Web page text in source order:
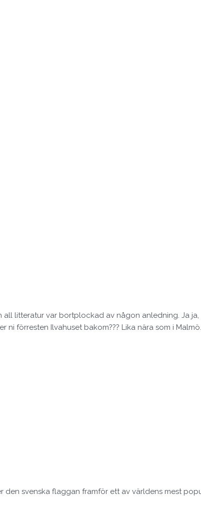
all litteratur var bortplockad av någon anledning. Ja
förresten Ilvahuset bakom??? Lika nära som i
den svenska flaggan framför ett av världens mest